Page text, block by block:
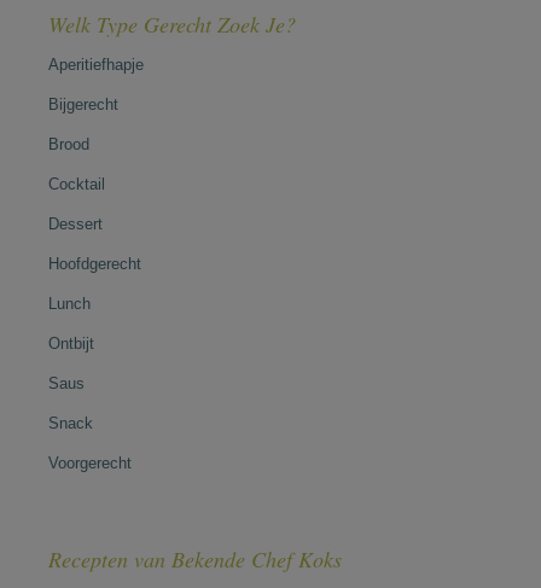
Welk Type Gerecht Zoek Je?
Aperitiefhapje
Bijgerecht
Brood
Cocktail
Dessert
Hoofdgerecht
Lunch
Ontbijt
Saus
Snack
Voorgerecht
Recepten van Bekende Chef Koks